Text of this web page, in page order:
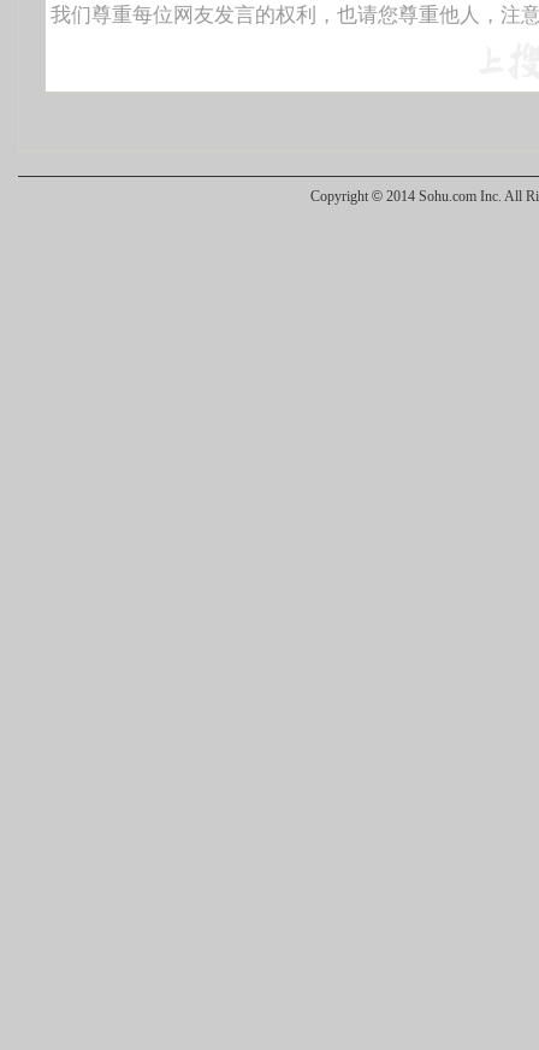
Copyright © 2014 Sohu.com Inc. All